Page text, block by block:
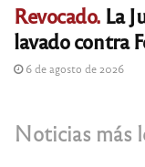
Revocado. La
lavado contra
6 de agosto de 2026
Noticias más